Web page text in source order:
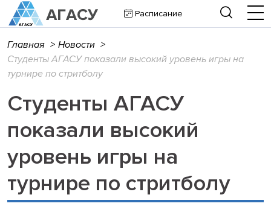
Расписание
Главная > Новости >
Студенты АГАСУ показали высокий уровень игры на
турнире по стритболу
Студенты АГАСУ
показали высокий
уровень игры на
турнире по стритболу